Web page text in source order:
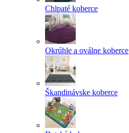
Chlpaté koberce
Okrúhle a oválne koberce
Škandinávske koberce